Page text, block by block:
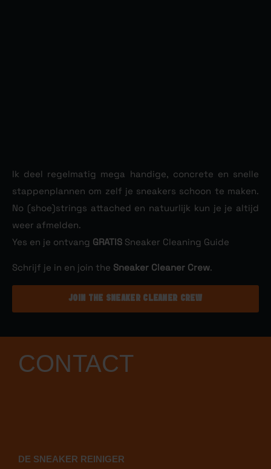
Ik deel regelmatig mega handige, concrete en snelle
stappenplannen om zelf je sneakers schoon te maken.
No (shoe)strings attached en natuurlijk kun je je altijd
weer afmelden.
Yes en je ontvang GRATIS Sneaker Cleaning Guide
Schrijf je in en join the Sneaker Cleaner Crew.
JOIN THE SNEAKER CLEANER CREW
CONTACT
DE SNEAKER REINIGER